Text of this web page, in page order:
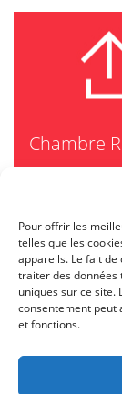
Pour offrir les
telles que les
appareils. Le fait
traiter des données
uniques sur ce site.
consentement peut
et fonctions.
Chambre
750,